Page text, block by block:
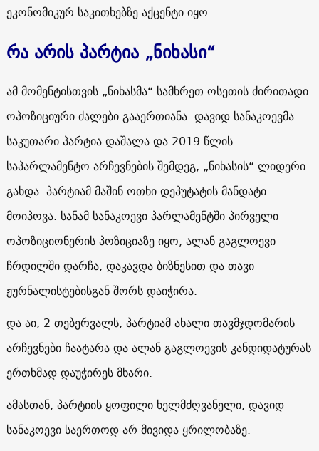
ეკონომიკურ საკითხებზე აქცენტი იყო.
რა არის პარტია „ნიხასი“
ამ მომენტისთვის „ნიხასმა“ სამხრეთ ოსეთის ძირითადი
ოპოზიციური ძალები გააერთიანა. დავიდ სანაკოევმა
საკუთარი პარტია დაშალა და 2019 წლის
საპარლამენტო არჩევნების შემდეგ, „ნიხასის“ ლიდერი
გახდა. პარტიამ მაშინ ოთხი დეპუტატის მანდატი
მოიპოვა. სანამ სანაკოევი პარლამენტში პირველი
ოპოზიციონერის პოზიციაზე იყო, ალან გაგლოევი
ჩრდილში დარჩა, დაკავდა ბიზნესით და თავი
ჟურნალისტებისგან შორს დაიჭირა.
და აი, 2 თებერვალს, პარტიამ ახალი თავმჯდომარის
არჩევნები ჩაატარა და ალან გაგლოევის კანდიდატურას
ერთხმად დაუჭირეს მხარი.
ამასთან, პარტიის ყოფილი ხელმძღვანელი, დავიდ
სანაკოევი საერთოდ არ მივიდა ყრილობაზე.